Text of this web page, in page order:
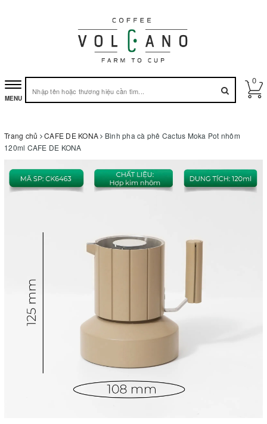
Toggle
navigation
MENU
0
Trang chủ CAFE DE KONA
Bình pha cà phê Cactus Moka Pot nhôm
120ml CAFE DE KONA